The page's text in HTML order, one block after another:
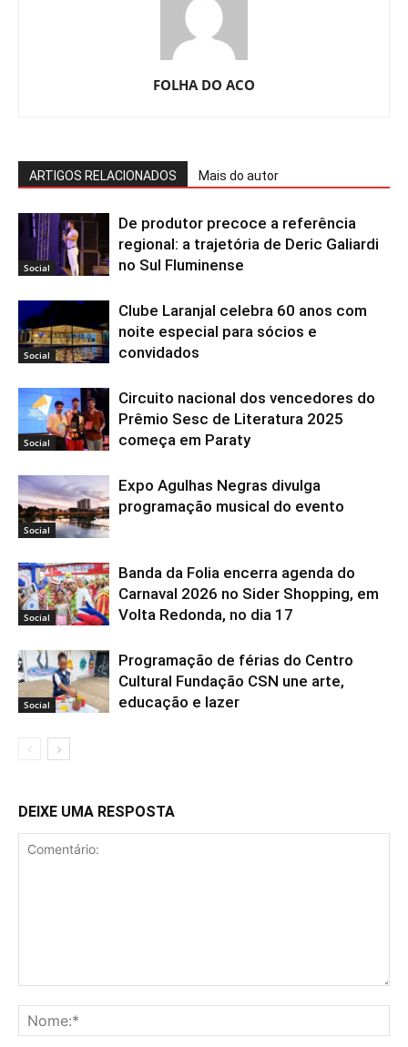
FOLHA DO ACO
ARTIGOS RELACIONADOS Mais do autor
Social
De produtor precoce a referência
regional: a trajetória de Deric Galiardi
no Sul Fluminense
Social
Clube Laranjal celebra 60 anos com
noite especial para sócios e
convidados
Social
Circuito nacional dos vencedores do
Prêmio Sesc de Literatura 2025
começa em Paraty
Social
Expo Agulhas Negras divulga
programação musical do evento
Social
Banda da Folia encerra agenda do
Carnaval 2026 no Sider Shopping, em
Volta Redonda, no dia 17
Social
Programação de férias do Centro
Cultural Fundação CSN une arte,
educação e lazer
DEIXE UMA RESPOSTA